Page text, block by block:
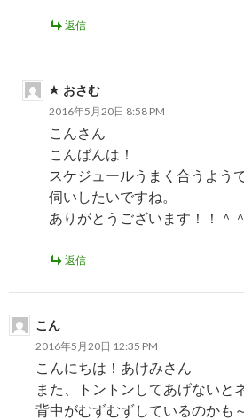
返信
おさむ
2016年5月20日 8:58 PM
こんさん
こんばんは！
スケジュールうまく合うよう
伺いしたいですね。
ありがとうございます！！＾＾
返信
こん
2016年5月20日 12:35 PM
こんにちは！あけみさん
また、トントンしてあげないと
背中がむずむずしているのかも～